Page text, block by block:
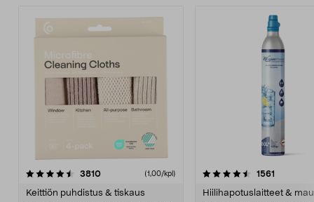
3810arvostelut (1,00/kpl)
Keittiön puhdistus & tiskaus
4.5viidestä
1561
Hiilihapotuslaitteet &
4.5viidestä